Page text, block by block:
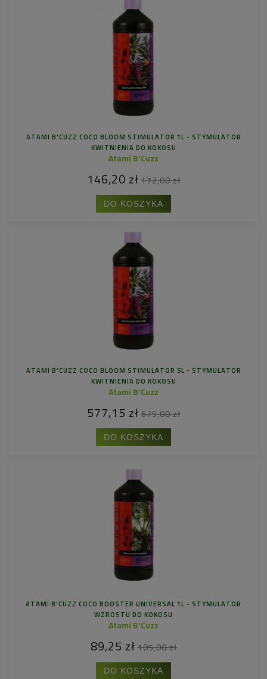
ATAMI B'CUZZ COCO BLOOM STIMULATOR 1L - STYMULATOR
KWITNIENIA DO KOKOSU
Atami B'Cuzz
146,20 zł 172,00 zł
DO KOSZYKA
ATAMI B'CUZZ COCO BLOOM STIMULATOR 5L - STYMULATOR
KWITNIENIA DO KOKOSU
Atami B'Cuzz
577,15 zł 679,00 zł
DO KOSZYKA
ATAMI B'CUZZ COCO BOOSTER UNIVERSAL 1L - STYMULATOR
WZROSTU DO KOKOSU
Atami B'Cuzz
89,25 zł 105,00 zł
DO KOSZYKA